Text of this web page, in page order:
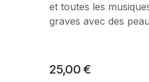
et toutes les
graves avec des
25,00 €